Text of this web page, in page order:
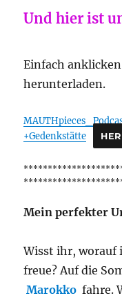
Und hier ist
Einfach
herunterladen.
+Gedenkstätte
Mein perfekter
Wisst ihr, worauf
freue? Auf die
Marokko fahre.